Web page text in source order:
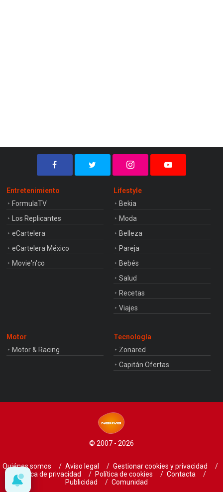
Entretenimiento
FormulaTV
Los Replicantes
eCartelera
eCartelera México
Movie'n'co
Lifestyle
Bekia
Moda
Belleza
Pareja
Bebés
Salud
Recetas
Viajes
Motor
Motor & Racing
Tecnología
Zonared
Capitán Ofertas
© 2007 - 2026
Quiénes somos Aviso legal
Gestionar cookies y privacidad
Política de privacidad
Política de cookies
Contacta
Publicidad
Comunidad